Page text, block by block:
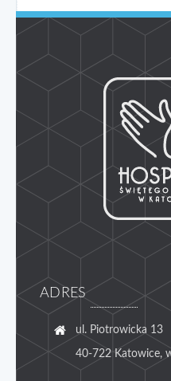
Pola Nadziei 2019
ADRES
ul. Piotrowicka 13
40-722 Katowice,